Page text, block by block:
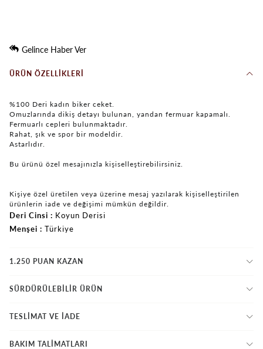
Gelince Haber Ver
ÜRÜN ÖZELLIKLERI
%100 Deri kadın biker ceket.
Omuzlarında dikiş detayı bulunan, yandan fermuar kapamalı.
Fermuarlı cepleri bulunmaktadır.
Rahat, şık ve spor bir modeldir.
Astarlıdır.
Bu ürünü özel mesajınızla kişiselleştirebilirsiniz.
Kişiye özel üretilen veya üzerine mesaj yazılarak kişiselleştirilen
ürünlerin iade ve değişimi mümkün değildir.
Deri Cinsi
Koyun Derisi
Menşei
Türkiye
1.250 PUAN KAZAN
SÜRDÜRÜLEBİLİR ÜRÜN
TESLİMAT VE İADE
BAKIM TALİMATLARI